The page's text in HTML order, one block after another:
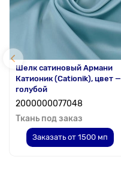
Шелк сатиновый Армани
Катионик (Cationik), цвет —
голубой
2000000077048
Ткань под заказ
Заказать от 1500 мп